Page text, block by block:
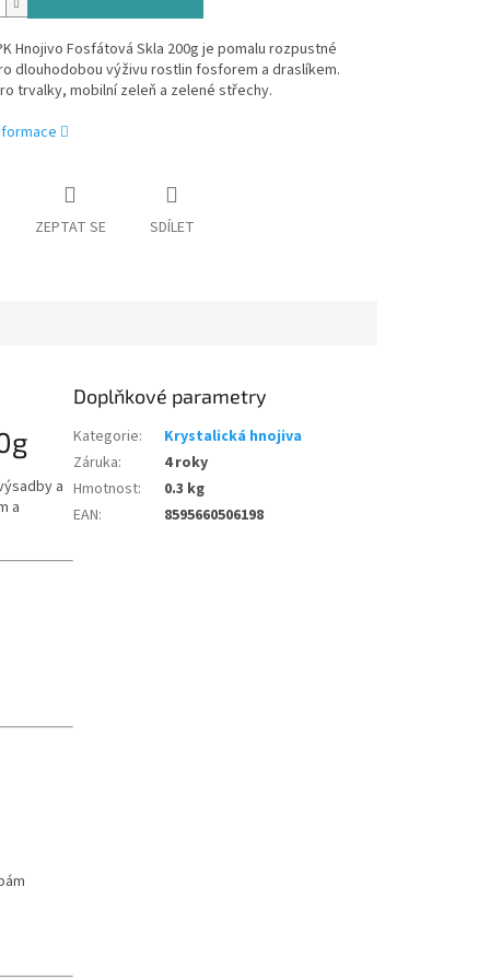
Hnojivo Fosfátová Skla 200g je pomalu rozpustné
dlouhodobou výživu rostlin fosforem a draslíkem.
trvalky, mobilní zeleň a zelené střechy.
ZEPTAT SE SDÍLET
a
a
Doplňkové parametry
Kategorie:
Krystalická hnojiva
Záruka:
4 roky
Hmotnost:
0.3 kg
EAN: 8595660506198